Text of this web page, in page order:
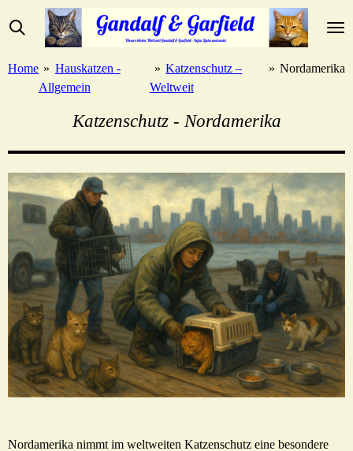
Hauptinhalt
Home » Hauskatzen -
Allgemein
» Katzenschutz –
Weltweit
» Nordamerika
Katzenschutz - Nordamerika
Nordamerika nimmt im weltweiten Katzenschutz eine besondere